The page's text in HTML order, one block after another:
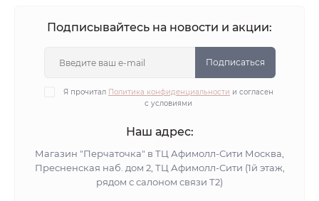
Подписывайтесь на новости и акции:
Подписаться
Я прочитал Политика конфиденциальности и согласен
с условиями
Наш адрес:
Магазин "Перчаточка" в ТЦ Афимолл-Сити Москва,
Пресненская наб. дом 2, ТЦ Афимолл-Сити (1й этаж,
рядом с салоном связи Т2)